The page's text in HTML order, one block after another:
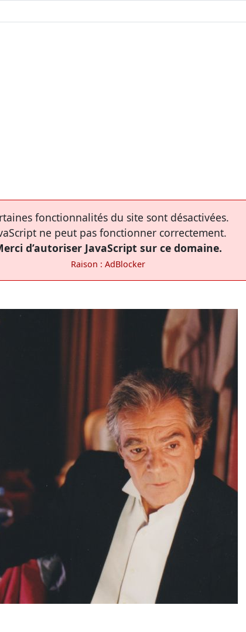
fonctionnalités du site sont désactivées.
ne peut pas fonctionner correctement.
d’autoriser JavaScript sur ce domaine.
Raison : AdBlocker